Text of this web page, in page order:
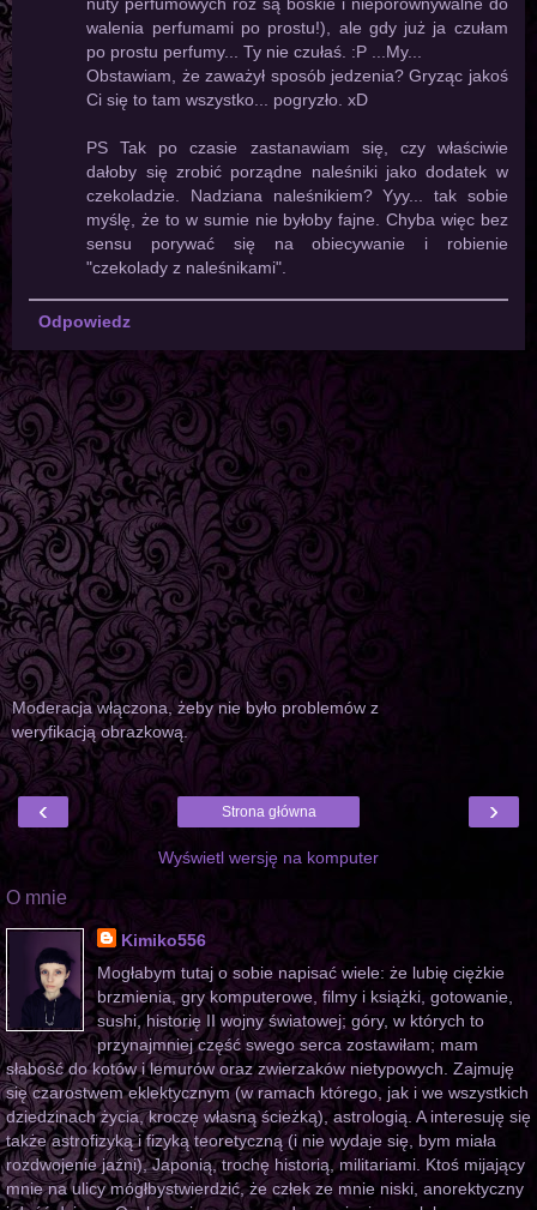
walenia perfumami po prostu!), ale gdy już ja czułam
po prostu perfumy... Ty nie czułaś. :P ...My...
Obstawiam, że zaważył sposób jedzenia? Gryząc jakoś
Ci się to tam wszystko... pogryzło. xD
PS Tak po czasie zastanawiam się, czy właściwie
dałoby się zrobić porządne naleśniki jako dodatek w
czekoladzie. Nadziana naleśnikiem? Yyy... tak sobie
myślę, że to w sumie nie byłoby fajne. Chyba więc bez
sensu porywać się na obiecywanie i robienie
"czekolady z naleśnikami".
Odpowiedz
Moderacja włączona, żeby nie było problemów z
weryfikacją obrazkową.
‹ ›
Strona główna
Wyświetl wersję na komputer
O mnie
Kimiko556
Mogłabym tutaj o sobie napisać wiele: że lubię ciężkie
brzmienia, gry komputerowe, filmy i książki, gotowanie,
sushi, historię II wojny światowej; góry, w których to
przynajmniej część swego serca zostawiłam; mam
słabość do kotów i lemurów oraz zwierzaków nietypowych. Zajmuję
się czarostwem eklektycznym (w ramach którego, jak i we wszystkich
dziedzinach życia, kroczę własną ścieżką), astrologią. A interesuję się
także astrofizyką i fizyką teoretyczną (i nie wydaje się, bym miała
rozdwojenie jaźni), Japonią, trochę historią, militariami. Ktoś mijający
mnie na ulicy mógłbystwierdzić, że człek ze mnie niski, anorektyczny